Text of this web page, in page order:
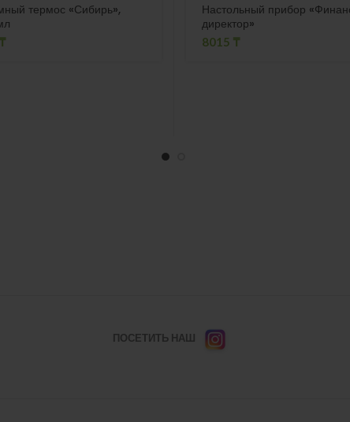
термос «Сибирь»,
₸
Настольный прибор
директор»
8015 ₸
ПОСЕТИТЬ НАШ